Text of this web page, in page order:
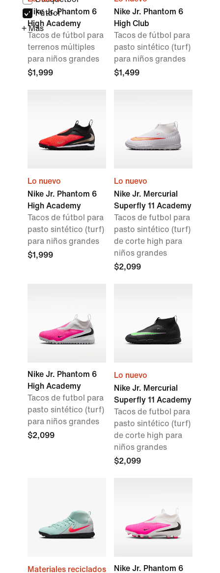
Fútbol
+ Más
Nike Jr. Phantom 6
High Academy
Tacos de fútbol para
terrenos múltiples
para niños grandes
$1,999
Nike Jr. Phantom 6
High Club
Tacos de fútbol para
pasto sintético (turf)
para niños grandes
$1,499
Lo nuevo
Nike Jr. Phantom 6
High Academy
Tacos de fútbol para
pasto sintético (turf)
para niños grandes
$1,999
Lo nuevo
Nike Jr. Mercurial
Superfly 11 Academy
Tacos de futbol para
pasto sintético (turf)
de corte high para
niños grandes
$2,099
Nike Jr. Phantom 6
High Academy
Tacos de futbol para
pasto sintético (turf)
para niños grandes
$2,099
Lo nuevo
Nike Jr. Mercurial
Superfly 11 Academy
Tacos de futbol para
pasto sintético (turf)
de corte high para
niños grandes
$2,099
Materiales reciclados Nike Jr. Phantom 6